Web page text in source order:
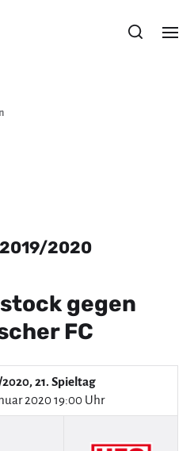
2020
gegen
FC
2020, 21. Spieltag
2020 19:00 Uhr